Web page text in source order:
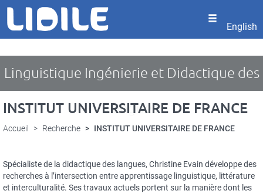
Panneau de gestion des cookies
Aller
contenu
English
Linguistique Ingénierie et Didactique des
Langues
INSTITUT UNIVERSITAIRE DE FRANCE
Accueil Recherche INSTITUT UNIVERSITAIRE DE FRANCE
Spécialiste de la didactique des langues, Christine Evain développe des
recherches à l’intersection entre apprentissage linguistique, littérature
et interculturalité. Ses travaux actuels portent sur la manière dont les